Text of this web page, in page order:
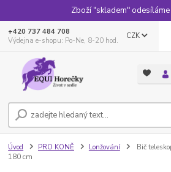
Zboží "skladem"
CZK
+420 737 484 708
Výdejna e-shopu: Po-Ne, 8-20 hod.
Úvod PRO KONĚ Lonžování
Bič
180 cm